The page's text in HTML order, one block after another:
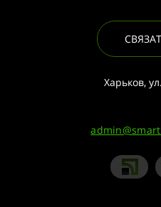
Харьков,